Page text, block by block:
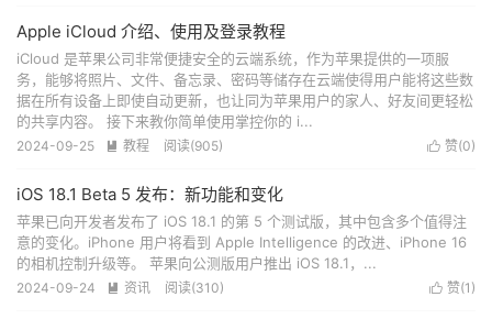
Apple iCloud 介绍、使用及登录教程
iCloud 是苹果公司非常便捷安全的云端系统，作为苹果提供的一项服
务，能够将照片、文件、备忘录、密码等储存在云端使得用户能将这些数
据在所有设备上即使自动更新，也让同为苹果用户的家人、好友间更轻松
的共享内容。 接下来教你简单使用掌控你的 i...
 赞(0)
2024-09-25  教程 阅读(905)
iOS 18.1 Beta 5 发布：新功能和变化
苹果已向开发者发布了 iOS 18.1 的第 5 个测试版，其中包含多个值得注
意的变化。iPhone 用户将看到 Apple Intelligence 的改进、iPhone 16
的相机控制升级等。 苹果向公测版用户推出 iOS 18.1，...
 赞(1 )
2024-09-24  资讯 阅读(310)